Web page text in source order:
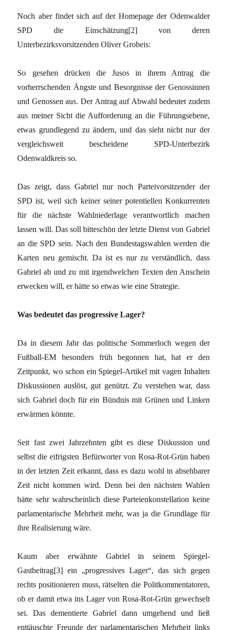
Noch aber findet sich auf der Homepage der Odenwalder
SPD die Einschätzung[2]von deren
Unterbezirksvorsitzenden Oliver Grobeis:
So gesehen drücken die Jusos in ihrem Antrag die
vorherrschenden Ängste und Besorgnisse der Genossinnen
und Genossen aus. Der Antrag auf Abwahl bedeutet zudem
aus meiner Sicht die Aufforderung an die Führungsebene,
etwas grundlegend zu ändern, und das sieht nicht nur der
vergleichsweit bescheidene SPD-Unterbezirk
Odenwaldkreis so.
Das zeigt, dass Gabriel nur noch Parteivorsitzender der
SPD ist, weil sich keiner seiner potentiellen Konkurrenten
für die nächste Wahlniederlage verantwortlich machen
lassen will. Das soll bitteschön der letzte Dienst von Gabriel
an die SPD sein. Nach den Bundestagswahlen werden die
Karten neu gemischt. Da ist es nur zu verständlich, dass
Gabriel ab und zu mit irgendwelchen Texten den Anschein
erwecken will, er hätte so etwas wie eine Strategie.
Was bedeutet das progressive Lager?
Da in diesem Jahr das politische Sommerloch wegen der
Fußball-EM besonders früh begonnen hat, hat er den
Zeitpunkt, wo schon ein Spiegel-Artikel mit vagen Inhalten
Diskussionen auslöst, gut genützt. Zu verstehen war, dass
sich Gabriel doch für ein Bündnis mit Grünen und Linken
erwärmen könnte.
Seit fast zwei Jahrzehnten gibt es diese Diskussion und
selbst die eifrigsten Befürworter von Rosa-Rot-Grün haben
in der letzten Zeit erkannt, dass es dazu wohl in absehbarer
Zeit nicht kommen wird. Denn bei den nächsten Wahlen
hätte sehr wahrscheinlich diese Parteienkonstellation keine
parlamentarische Mehrheit mehr, was ja die Grundlage für
ihre Realisierung wäre.
Kaum aber erwähnte Gabriel in seinem Spiegel-
Gastbeitrag[3] ein „progressives Lager“, das sich gegen
rechts positionieren muss, rätselten die Politkommentatoren,
ob er damit etwa ins Lager von Rosa-Rot-Grün gewechselt
sei. Das dementierte Gabriel dann umgehend und ließ
enttäuschte Freunde der parlamentarischen Mehrheit links